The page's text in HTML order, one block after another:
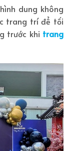
dung không
trang trí để tối
trước khi trang